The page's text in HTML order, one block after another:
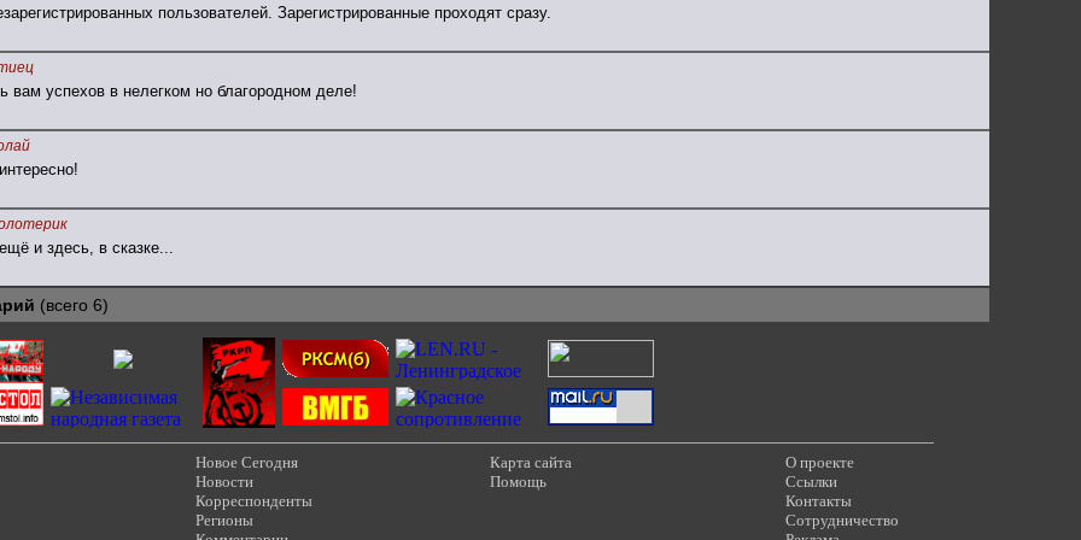
пользователей. Зарегистрированные проходят сразу.
вам успехов в нелегком но благородном деле!
и здесь, в сказке...
(всего 6)
Новое Сегодня
Новости
Корреспонденты
Регионы
Карта сайта
Помощь
О проекте
Ссылки
Контакты
Сотрудничество